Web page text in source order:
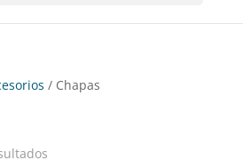
/ Chapas